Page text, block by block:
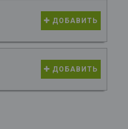
ДОБАВИТЬ
ДОБАВИТЬ